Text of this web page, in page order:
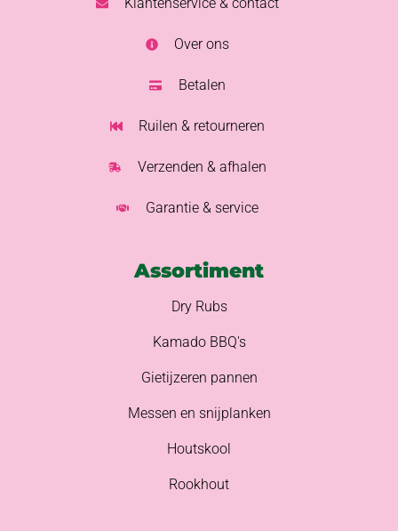
Over ons
Betalen
Ruilen & retourneren
Verzenden & afhalen
Garantie & service
Assortiment
Dry Rubs
Kamado BBQ's
Gietijzeren pannen
Messen en snijplanken
Houtskool
Rookhout